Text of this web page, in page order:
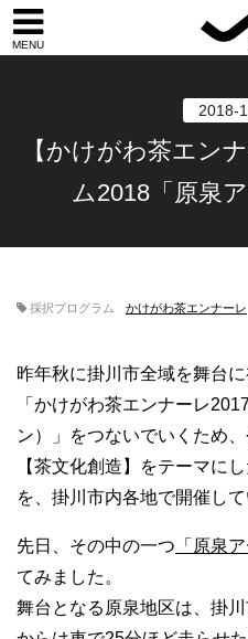
2018-
【かけがわ茶エン
ム2018「原泉
採択プログラム かけがわ茶エンナーレ
昨年秋に掛川市全域を舞台
「かけがわ茶エンナーレ
ン）」をつないでいくため
【茶文化創造】をテーマに
を、掛川市内各地で開催して
先日、その中の一つ 「原泉
てみました。
舞台となる原泉地区は、掛